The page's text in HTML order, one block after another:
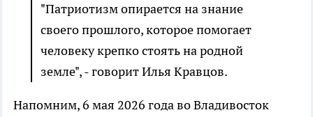
"Патриотизм опирается на знание
своего прошлого, которое помогает
человеку крепко стоять на родной
земле", - говорит Илья Кравцов.
Напомним, 6 мая 2026 года во Владивосток